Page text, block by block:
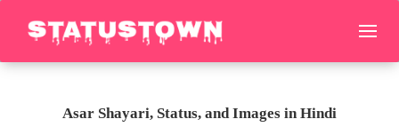
Asar Shayari, Status, and Images in Hindi